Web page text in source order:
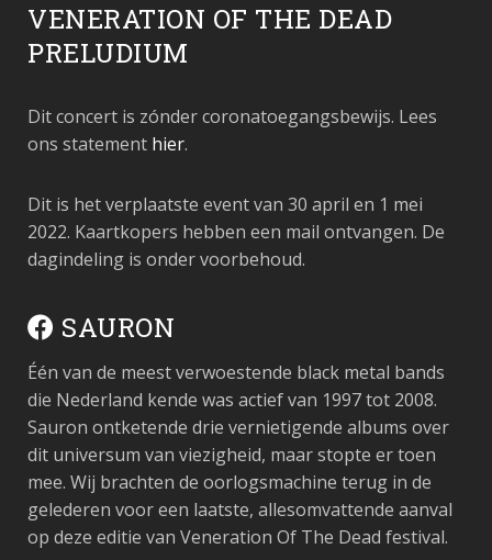
VENERATION OF THE DEAD
PRELUDIUM
Dit concert is zónder coronatoegangsbewijs. Lees
ons statement hier.
Dit is het verplaatste event van 30 april en 1 mei
2022. Kaartkopers hebben een mail ontvangen. De
dagindeling is onder voorbehoud.
SAURON
Één van de meest verwoestende black metal bands
die Nederland kende was actief van 1997 tot 2008.
Sauron ontketende drie vernietigende albums over
dit universum van viezigheid, maar stopte er toen
mee. Wij brachten de oorlogsmachine terug in de
gelederen voor een laatste, allesomvattende aanval
op deze editie van Veneration Of The Dead festival.